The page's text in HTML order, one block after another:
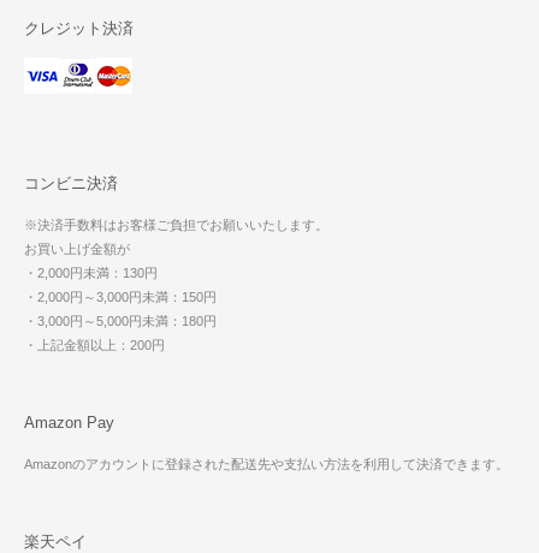
クレジット決済
コンビニ決済
※決済手数料はお客様ご負担でお願いいたします。
お買い上げ金額が
・2,000円未満：130円
・2,000円～3,000円未満：150円
・3,000円～5,000円未満：180円
・上記金額以上：200円
Amazon Pay
Amazonのアカウントに登録された配送先や支払い方法を利用して決済できます。
楽天ペイ